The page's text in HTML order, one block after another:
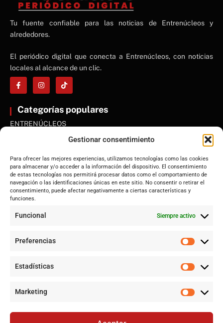
Gestionar consentimiento
Para ofrecer las mejores experiencias, utilizamos tecnologías como las cookies
para almacenar y/o acceder a la información del dispositivo. El consentimiento
de estas tecnologías nos permitirá procesar datos como el comportamiento de
navegación o las identificaciones únicas en este sitio. No consentir o retirar el
consentimiento, puede afectar negativamente a ciertas características y
funciones.
Funcional Siempre activo
Preferencias
Estadísticas
Marketing
NE
NEWS ELEMENTOR
Tu fuente confiable para las noticias de Entrenúcleos y
alrededores.
El periódico digital que conecta a Entrenúcleos, con noticias
locales al alcance de un clic.
Categorías populares
ENTRENÚCLEOS
Andalucía
Internacional
Tecnología
Sociedad
Controversia en Sevilla por la construcción de la gran mezquita